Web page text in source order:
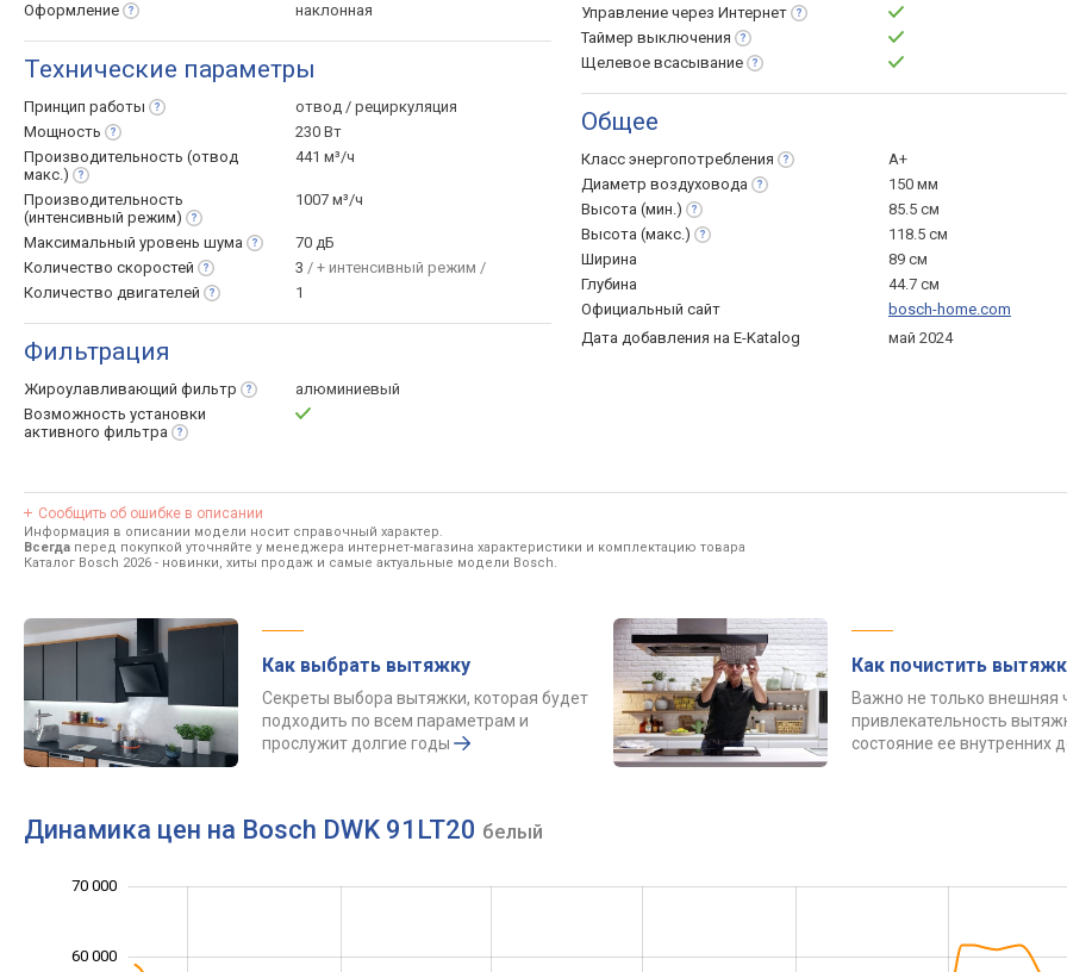
Оформление
наклонная
Технические параметры
Принцип работы
отвод / рециркуляция
Мощность
230 Вт
Производительность (отвод
макс.)
441 м³/ч
Производительность
(интенсивный режим)
1007 м³/ч
Максимальный уровень шума
70 дБ
Количество скоростей 3 / + интенсивный режим /
Количество двигателей 1
Фильтрация
Жироулавливающий фильтр
алюминиевый
Возможность установки
активного фильтра
Управление через Интернет
Таймер выключения
Щелевое всасывание
Общее
Класс энергопотребления
A+
Диаметр воздуховода
150 мм
Высота (мин.)
85.5 см
Высота (макс.)
118.5 см
Ширина
89 см
Глубина
44.7 см
Официальный сайт
bosch-home.com
Дата добавления на E-Katalog
май 2024
Сообщить об ошибке в описании
Информация в описании модели носит справочный характер.
Всегда перед покупкой уточняйте у менеджера интернет-магазина характеристики и комплектацию товара
Каталог Bosch 2026 - новинки, хиты продаж и самые актуальные модели Bosch.
Как выбрать вытяжку
Секреты выбора вытяжки, которая будет
подходить по всем параметрам и
прослужит долгие годы
Как почистить
Важно не только внешняя
привлекательность
состояние ее внутренних
Динамика цен на Bosch DWK 91LT20 белый
60 000
70 000